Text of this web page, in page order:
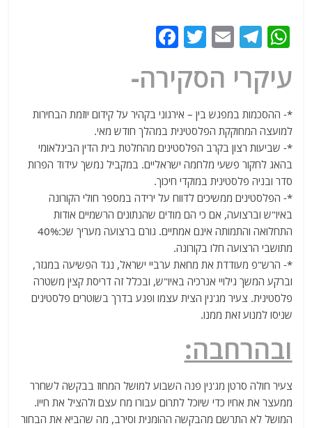
W
at
s
A
p
p
T
e
g
ra
m
E
ai
l
T
itt
er
c
e
b
o
o
k
עיקרי הסקירה-
*- ההסכמות במפגש בין – אירגוני בקהיר על קידום יוזמת הבחירות
למועצה המחוקקת הפלסטינית במהלך חודש מאי.
*- שביעות רצון בקרב הפלסטינים מהחלטת בית הדין הבינלאומי
בהאג לחקור פשעי מלחמה ישראליים. במקביל נמשך עידוד הפרות
סדר ובניה פלסטינית במוקדי חיכוך.
*- הפלסטינים ממשיכים לדווח על ירידה במספר חולי הקורונה
באיו"ש וברצועה, אם כי הם מודים שהנתונים הרשמיים אודות
התחלואה והתמותה אינם אמתיים. גורם ברצועה מעריך שכ:40%
מתושבי הרצועה חלו בקורונה.
*- הרש"פ מעודדת את מחאת ערביי ישראל, נגד הפשיעה במגזר,
וברקע המשך גילויי אנרכיה באיו"ש, ובכלל זה דריסת קצין משטרה
פלסטינית. צעיר מג'נין הצית עצמו ופגע בדרך בשוטרים פלסטינים
שניסו למנוע זאת ממנו.
ובהרחבה:
צעיר חולה סרטן מג'נין פנה השבוע למושל המחוז בבקשה לשחרר
ממעצר את אחיו כדי שיוכל לתרום עבורו מח עצם ולהציל את חייו.
המושל לא התרשם מהבקשה ההומנית וסירב, מה שהביא את הבחור